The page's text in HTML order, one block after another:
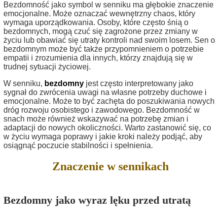
Bezdomność jako symbol w senniku ma głębokie znaczenie
emocjonalne. Może oznaczać wewnętrzny chaos, który
wymaga uporządkowania. Osoby, które często śnią o
bezdomnych, mogą czuć się zagrożone przez zmiany w
życiu lub obawiać się utraty kontroli nad swoim losem. Sen o
bezdomnym może być także przypomnieniem o potrzebie
empatii i zrozumienia dla innych, którzy znajdują się w
trudnej sytuacji życiowej.
W senniku, bezdomny jest często interpretowany jako
sygnał do zwrócenia uwagi na własne potrzeby duchowe i
emocjonalne. Może to być zachęta do poszukiwania nowych
dróg rozwoju osobistego i zawodowego. Bezdomność w
snach może również wskazywać na potrzebę zmian i
adaptacji do nowych okoliczności. Warto zastanowić się, co
w życiu wymaga poprawy i jakie kroki należy podjąć, aby
osiągnąć poczucie stabilności i spełnienia.
Znaczenie w sennikach
Bezdomny jako wyraz lęku przed utratą